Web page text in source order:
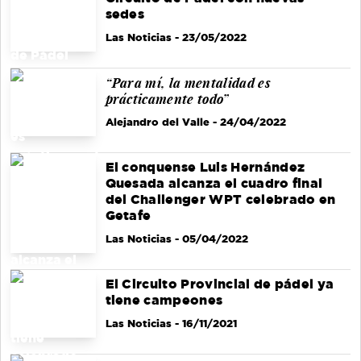
sedes
Las Noticias- 23/05/2022
“Para mí, la mentalidad es
prácticamente todo”
Alejandro del Valle- 24/04/2022
El conquense Luis Hernández
Quesada alcanza el cuadro final
del Challenger WPT celebrado en
Getafe
Las Noticias- 05/04/2022
El Circuito Provincial de pádel ya
tiene campeones
Las Noticias- 16/11/2021